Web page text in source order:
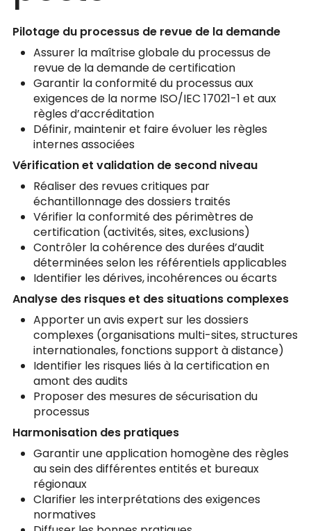
Pilotage du processus de revue de la demande
Assurer la maîtrise globale du processus de
revue de la demande de certification
Garantir la conformité du processus aux
exigences de la norme ISO/IEC 17021-1 et aux
règles d’accréditation
Définir, maintenir et faire évoluer les règles
internes associées
Vérification et validation de second niveau
Réaliser des revues critiques par
échantillonnage des dossiers traités
Vérifier la conformité des périmètres de
certification (activités, sites, exclusions)
Contrôler la cohérence des durées d’audit
déterminées selon les référentiels applicables
Identifier les dérives, incohérences ou écarts
Analyse des risques et des situations complexes
Apporter un avis expert sur les dossiers
complexes (organisations multi-sites, structures
internationales, fonctions support à distance)
Identifier les risques liés à la certification en
amont des audits
Proposer des mesures de sécurisation du
processus
Harmonisation des pratiques
Garantir une application homogène des règles
au sein des différentes entités et bureaux
régionaux
Clarifier les interprétations des exigences
normatives